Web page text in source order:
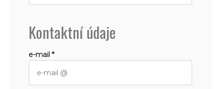
Kontaktní údaje
e-mail *